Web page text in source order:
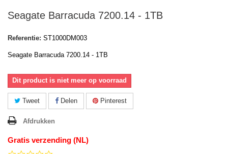
Seagate Barracuda 7200.14 - 1TB
Referentie: ST1000DM003
Seagate Barracuda 7200.14 - 1TB
Dit product is niet meer op voorraad
Tweet Delen Pinterest
Afdrukken
Gratis verzending (NL)